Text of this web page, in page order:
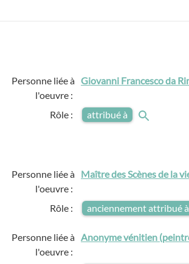
Personne liée à
l'oeuvre :
Giovanni Francesco da
Rôle : attribué à
Personne liée à
l'oeuvre :
Maître des Scènes de la
Rôle : anciennement attribué à
Personne liée à
l'oeuvre :
Anonyme vénitien